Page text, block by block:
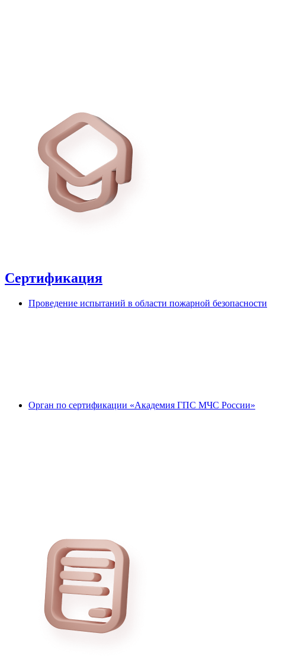
Сертификация
Проведение испытаний в области пожарной безопасности
Орган по сертификации «Академия ГПС МЧС России»